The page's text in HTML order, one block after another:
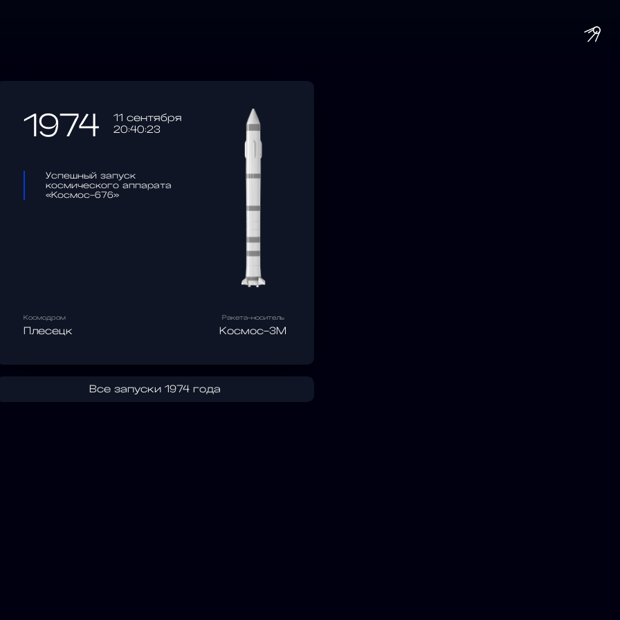
1974
11 сентября
20:40:23
Успешный запуск
космического аппарата
«Космос-676»
Космодром
Плесецк
Ракета-носитель
Космос-3М
Все запуски 1974 года